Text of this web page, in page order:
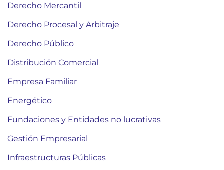
Derecho Mercantil
Derecho Procesal y Arbitraje
Derecho Público
Distribución Comercial
Empresa Familiar
Energético
Fundaciones y Entidades no lucrativas
Gestión Empresarial
Infraestructuras Públicas